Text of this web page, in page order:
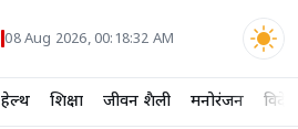
08 Aug 2026, 00:18:33 AM
हेल्थ शिक्षा जीवन शैली मनोरंजन विदेश